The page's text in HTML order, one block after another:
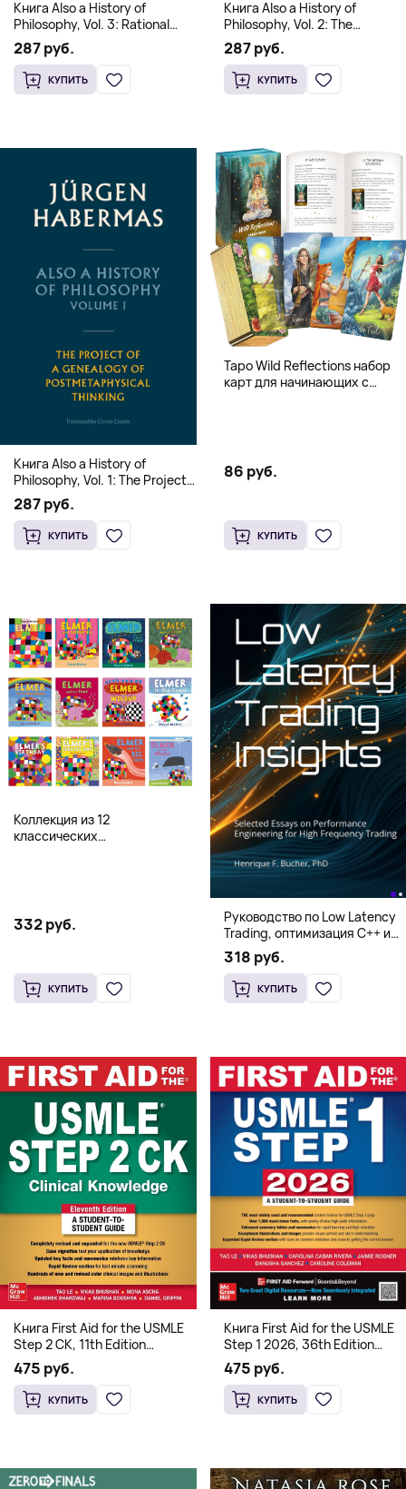
Книга Also a History of
Philosophy, Vol. 3: Rational
Freedom. Traces of the
Discourse on Faith and
Knowledge (Твердый
переплет)
287 руб.
КУПИТЬ
Книга Also a History of
Philosophy, Vol. 2: The
Occidental Constellation of
Faith and Knowledge
(Твердый переплет)
287 руб.
КУПИТЬ
Книга Also a History of
Philosophy, Vol. 1: The Project
of a Genealogy of
Postmetaphysical Thinking
(Твердый переплет)
287 руб.
КУПИТЬ
Таро Wild Reflections набор
карт для начинающих с
86 руб.
КУПИТЬ
Коллекция из 12
классических
332 руб.
КУПИТЬ
Руководство по Low Latency
Trading, оптимизация C++ и
системная архитектура для
HFT
318 руб.
КУПИТЬ
Книга First Aid for the USMLE
Step 2 CK, 11th Edition
(Мягкий переплет,
Английский язык)
475 руб.
КУПИТЬ
Книга First Aid for the USMLE
Step 1 2026, 36th Edition
(Мягкий переплет,
Английский язык)
475 руб.
КУПИТЬ